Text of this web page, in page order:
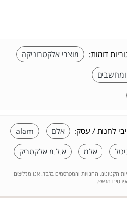
דומות:
מוצרי אלקטרוניקה
לחנות / עסק: אלם
alam
אלמ א.ל.מ אלקטריק
הקניונים, החנויות והמפרסמים בלבד. אנו ממליצים
מראש.